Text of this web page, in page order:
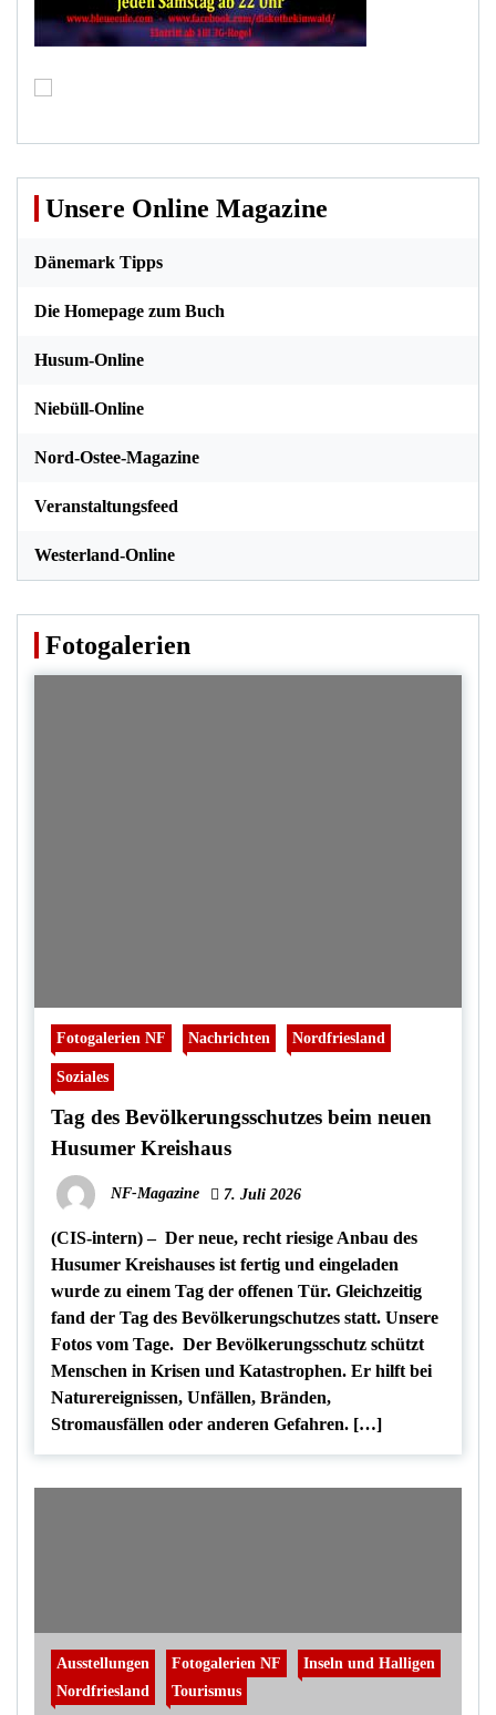
Unsere Online Magazine
Dänemark Tipps
Die Homepage zum Buch
Husum-Online
Niebüll-Online
Nord-Ostee-Magazine
Veranstaltungsfeed
Westerland-Online
Fotogalerien
Fotogalerien NF Nachrichten Nordfriesland
Soziales
Tag des Bevölkerungsschutzes beim neuen
Husumer Kreishaus
NF-Magazine 7. Juli 2026
(CIS-intern) – Der neue, recht riesige Anbau des
Husumer Kreishauses ist fertig und eingeladen
wurde zu einem Tag der offenen Tür. Gleichzeitig
fand der Tag des Bevölkerungschutzes statt. Unsere
Fotos vom Tage. Der Bevölkerungsschutz schützt
Menschen in Krisen und Katastrophen. Er hilft bei
Naturereignissen, Unfällen, Bränden,
Stromausfällen oder anderen Gefahren. […]
Ausstellungen Fotogalerien NF
Inseln und Halligen
Nordfriesland
Tourismus